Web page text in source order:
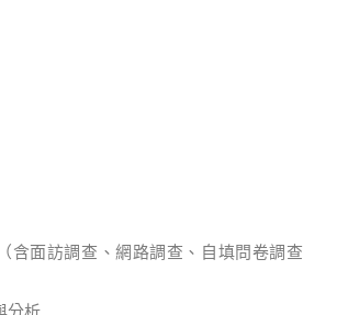
含面訪調查、網路調查、自填問卷調查
分析